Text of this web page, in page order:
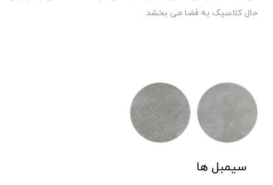
حال کلاسیک به فضا می بخشد.
سیمبل ها